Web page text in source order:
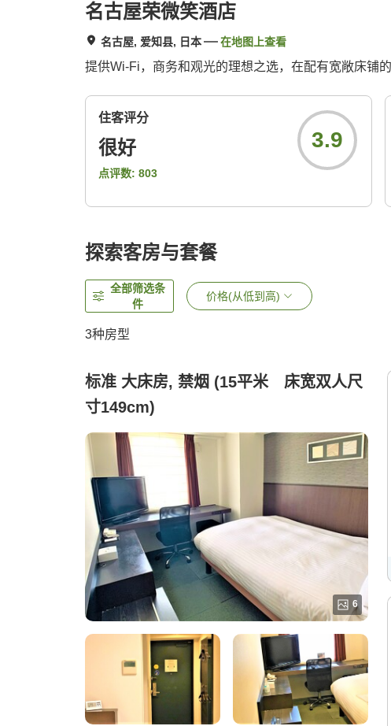
名古屋荣微笑酒店
名古屋, 爱知县, 日本 在地图上查看
提供Wi-Fi，商务和观光的理想之选，在配有宽敞床铺
住客评分
很好
点评数: 803
3.9
探索客房与套餐
全部筛选条
件
价格(从低到高)
3种房型
标准 大床房, 禁烟 (15平米 床宽双人尺
寸149cm)
6